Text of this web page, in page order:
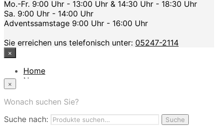
Mo.-Fr. 9:00 Uhr - 13:00 Uhr & 14:30 Uhr - 18:30 Uhr
Sa. 9:00 Uhr - 14:00 Uhr
Adventssamstage 9:00 Uhr - 16:00 Uhr
Sie erreichen uns telefonisch unter: 05247-2114
×
Home
News
App
Nutzungbedingungen
×
Wonach suchen Sie?
Suche nach:
Suche